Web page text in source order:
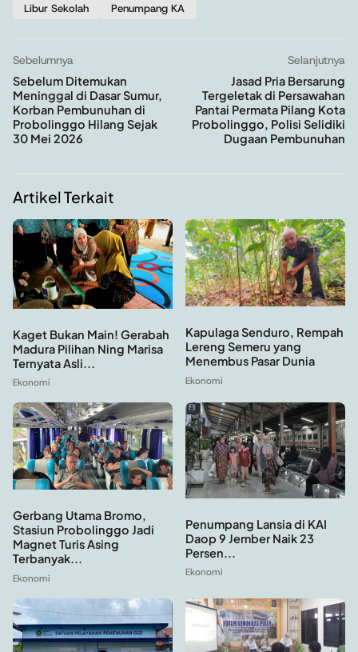
Libur Sekolah
Penumpang KA
Sebelumnya
Sebelum Ditemukan
Meninggal di Dasar Sumur,
Korban Pembunuhan di
Probolinggo Hilang Sejak
30 Mei 2026
Selanjutnya
Jasad Pria Bersarung
Tergeletak di Persawahan
Pantai Permata Pilang Kota
Probolinggo, Polisi Selidiki
Dugaan Pembunuhan
Artikel Terkait
Kaget Bukan Main! Gerabah
Madura Pilihan Ning Marisa
Ternyata Asli...
Ekonomi
Kapulaga Senduro, Rempah
Lereng Semeru yang
Menembus Pasar Dunia
Ekonomi
Gerbang Utama Bromo,
Stasiun Probolinggo Jadi
Magnet Turis Asing
Terbanyak...
Ekonomi
Penumpang Lansia di KAI
Daop 9 Jember Naik 23
Persen...
Ekonomi